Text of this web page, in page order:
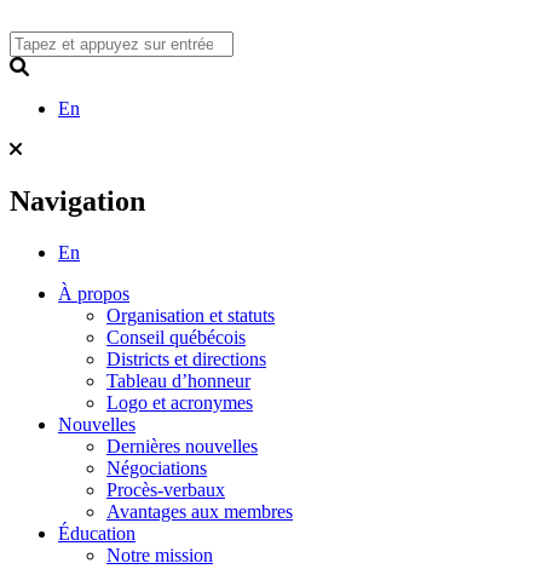
to
content
En
Navigation
En
À propos
Organisation et statuts
Conseil québécois
Districts et directions
Tableau d’honneur
Logo et acronymes
Nouvelles
Dernières nouvelles
Négociations
Procès-verbaux
Avantages aux membres
Éducation
Notre mission